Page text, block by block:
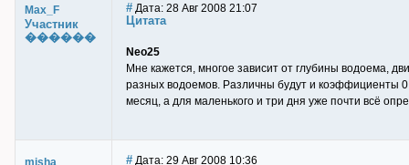
Max_F
Участник
������
# Дата: 28 Авг 2008 21:07
Цитата
Neo25
Мне кажется, многое зависит от глубины водоема,
разных водоемов. Различны будут и коэффициенты
месяц, а для маленького и три дня уже почти всё
misha # Дата: 29 Авг 2008 10:36